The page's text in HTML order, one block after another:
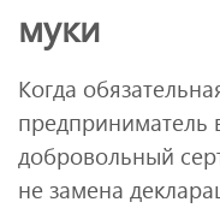
муки
Когда
предприниматель
добровольный
не замена